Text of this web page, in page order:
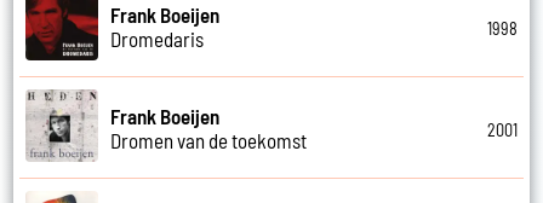
Frank Boeijen
Dromedaris
1998
Frank Boeijen
Dromen van de toekomst
2001